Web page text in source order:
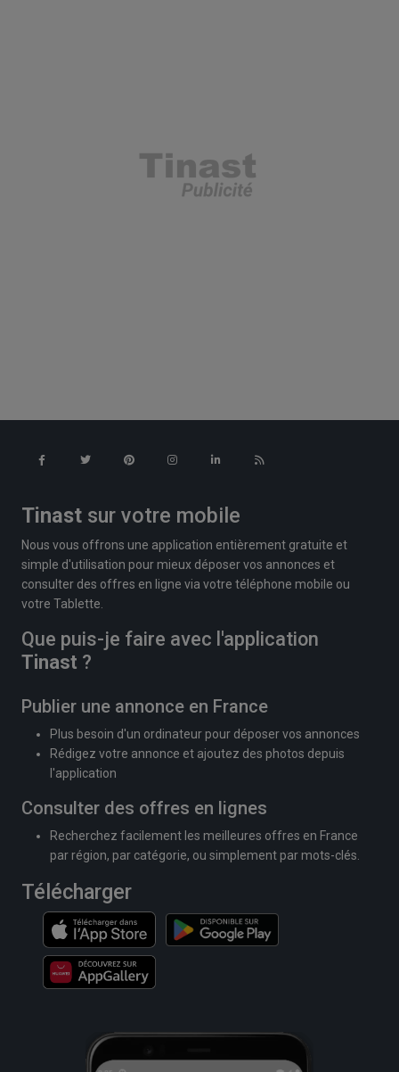
Tinast sur votre mobile
Nous vous offrons une application entièrement gratuite et
simple d'utilisation pour mieux déposer vos annonces et
consulter des offres en ligne via votre téléphone mobile ou
votre Tablette.
Que puis-je faire avec l'application
Tinast ?
Publier une annonce en France
Plus besoin d'un ordinateur pour déposer vos annonces
Rédigez votre annonce et ajoutez des photos depuis
l'application
Consulter des offres en lignes
Recherchez facilement les meilleures offres en France
par région, par catégorie, ou simplement par mots-clés.
Télécharger